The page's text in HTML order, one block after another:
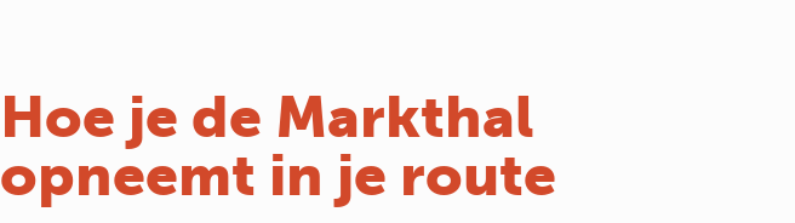
Hoe je de Markthal
opneemt in je route